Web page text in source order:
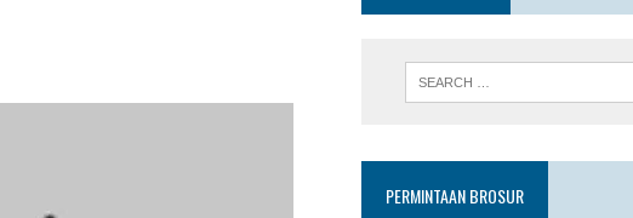
PERMINTAAN BROSUR